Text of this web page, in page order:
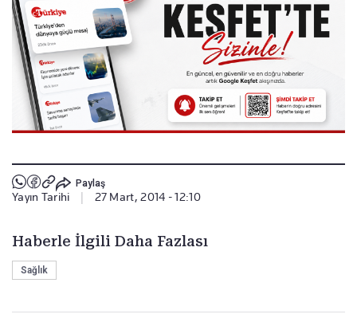
Paylaş
Yayın Tarihi 27 Mart, 2014 - 12:10
Haberle İlgili Daha Fazlası
Sağlık